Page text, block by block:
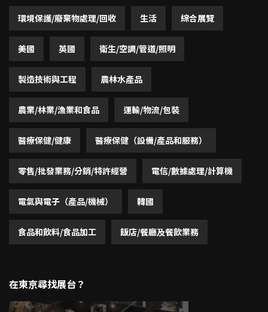
環境保護/廢棄物處理/回收 生活 綜合展覽
美國 英國 衛生/空調/管道/照明
製造技術與工程 農林水產品
農業/林業/漁業和食品 運輸/物流/包裝
醫療保健/健康 醫療保健（設備/產品和服務）
零售/批發業務/分銷/特許經營 電信/數據處理/計算機
電氣與電子（產品/機械） 韓國
食品和飲料/食品加工 飯店/餐廳及餐飲業務
在東京尋找展台？